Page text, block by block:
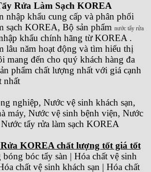
Rửa Làm Sạch KOREA
khẩu cung cấp và phân phối
sạch KOREA, Bộ sản phẩm nước tẩy rửa
khẩu chính hãng từ KOREA .
lâu năm hoạt động và tìm hiểu thị
mang đến cho quý khách hàng đa
phẩm chất lượng nhất với giá cạnh
nhất
nghiệp, Nước vệ sinh khách sạn,
máy, Nước vệ sinh bệnh viện, Nước
tẩy rửa làm sạch KOREA
KOREA chất lượng tốt giá tốt
bóng bóc tẩy sàn | Hóa chất vệ sinh
chất vệ sinh khách sạn | Hóa chất